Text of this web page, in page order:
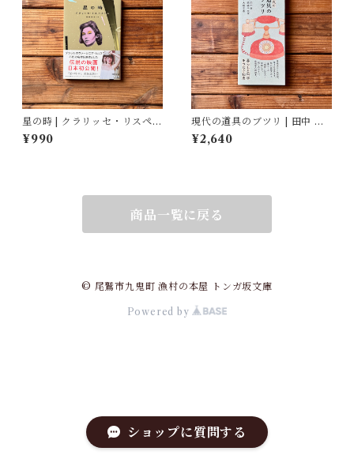
ショップに質問する
星の時 | クラリッセ・リスペク
トル, 福嶋 伸洋(訳)
¥990
現代の道具のブツリ | 田中 幸,
結城 千代子, 大塚 文香(絵)
¥2,640
商品一覧に戻る
© 尾鷲市九鬼町 漁村の本屋 トンガ坂文庫
Powered by